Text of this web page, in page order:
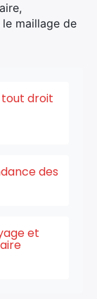
maillage de
droit
des
et